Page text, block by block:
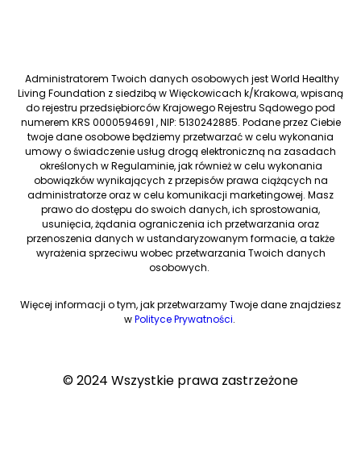
Administratorem Twoich danych osobowych jest World Healthy
Living Foundation z siedzibą w Więckowicach k/Krakowa, wpisaną
do rejestru przedsiębiorców Krajowego Rejestru Sądowego pod
numerem KRS 0000594691 , NIP: 5130242885. Podane przez Ciebie
twoje dane osobowe będziemy przetwarzać w celu wykonania
umowy o świadczenie usług drogą elektroniczną na zasadach
określonych w Regulaminie, jak również w celu wykonania
obowiązków wynikających z przepisów prawa ciążących na
administratorze oraz w celu komunikacji marketingowej. Masz
prawo do dostępu do swoich danych, ich sprostowania,
usunięcia, żądania ograniczenia ich przetwarzania oraz
przenoszenia danych w ustandaryzowanym formacie, a także
wyrażenia sprzeciwu wobec przetwarzania Twoich danych
osobowych.
Więcej informacji o tym, jak przetwarzamy Twoje dane znajdziesz
wPolityce Prywatności.
© 2024 Wszystkie prawa zastrzeżone